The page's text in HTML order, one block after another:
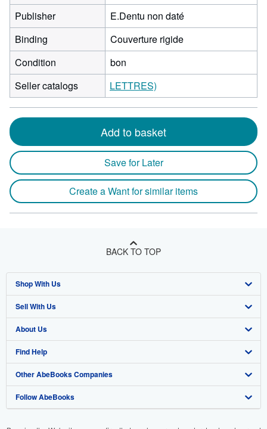
Publisher
E.Dentu non daté
Binding
Couverture rigide
Condition
bon
Seller catalogs
LETTRES)
Add to basket
Save for Later
Create a Want for similar items
BACK TO TOP
Shop With Us
Advanced Search
Browse Collections
My Account
My Orders
View Basket
Sell With Us
Start Selling
Join Our Affiliate Program
Book Buyback
Refer a seller
About Us
About AbeBooks
Media
Careers
Find Help
Help
Customer Support
Other AbeBooks Companies
AbeBooks.co.uk
Follow AbeBooks